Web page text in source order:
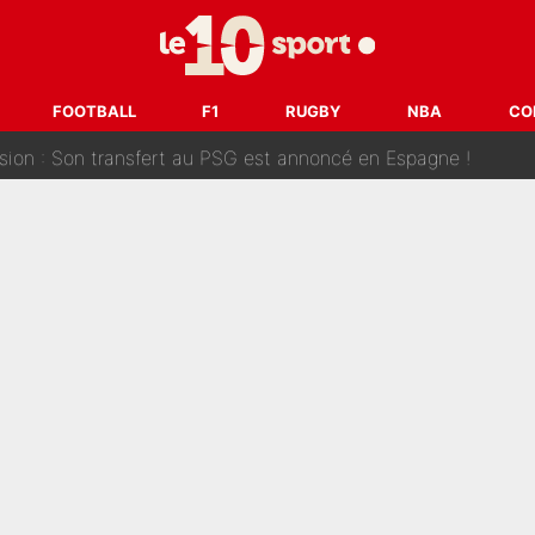
FOOTBALL F1 RUGBY NBA
à Bradley Barcola et Ibrahim Mbaye : Le PSG sur le point
nouveaux joueurs : L’IA dévoile les 5 cracks qui pourraient
McCourt, démission de Roberto De Zerbi : Medhi Benatia se lâche sur son
est attaqué après son dérapage sur CNews : «Et lui, il prend